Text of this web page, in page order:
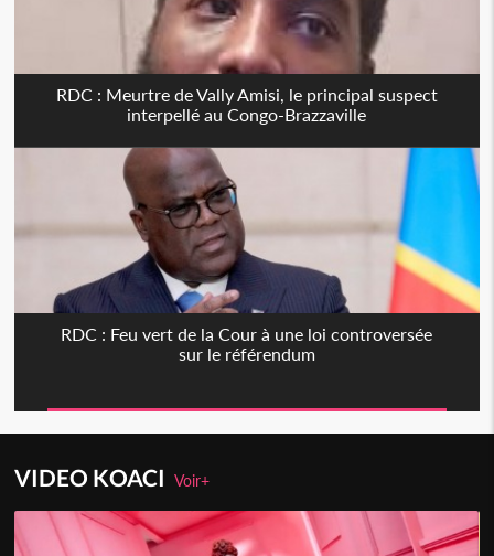
RDC : Meurtre de Vally Amisi, le principal suspect
interpellé au Congo-Brazzaville
RDC : Feu vert de la Cour à une loi controversée
sur le référendum
VIDEO KOACIVoir+